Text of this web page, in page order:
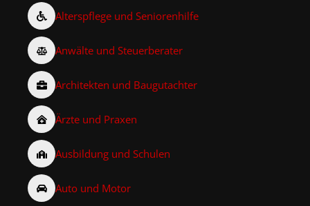
Alterspflege und Seniorenhilfe
Anwälte und Steuerberater
Architekten und Baugutachter
Ärzte und Praxen
Ausbildung und Schulen
Auto und Motor